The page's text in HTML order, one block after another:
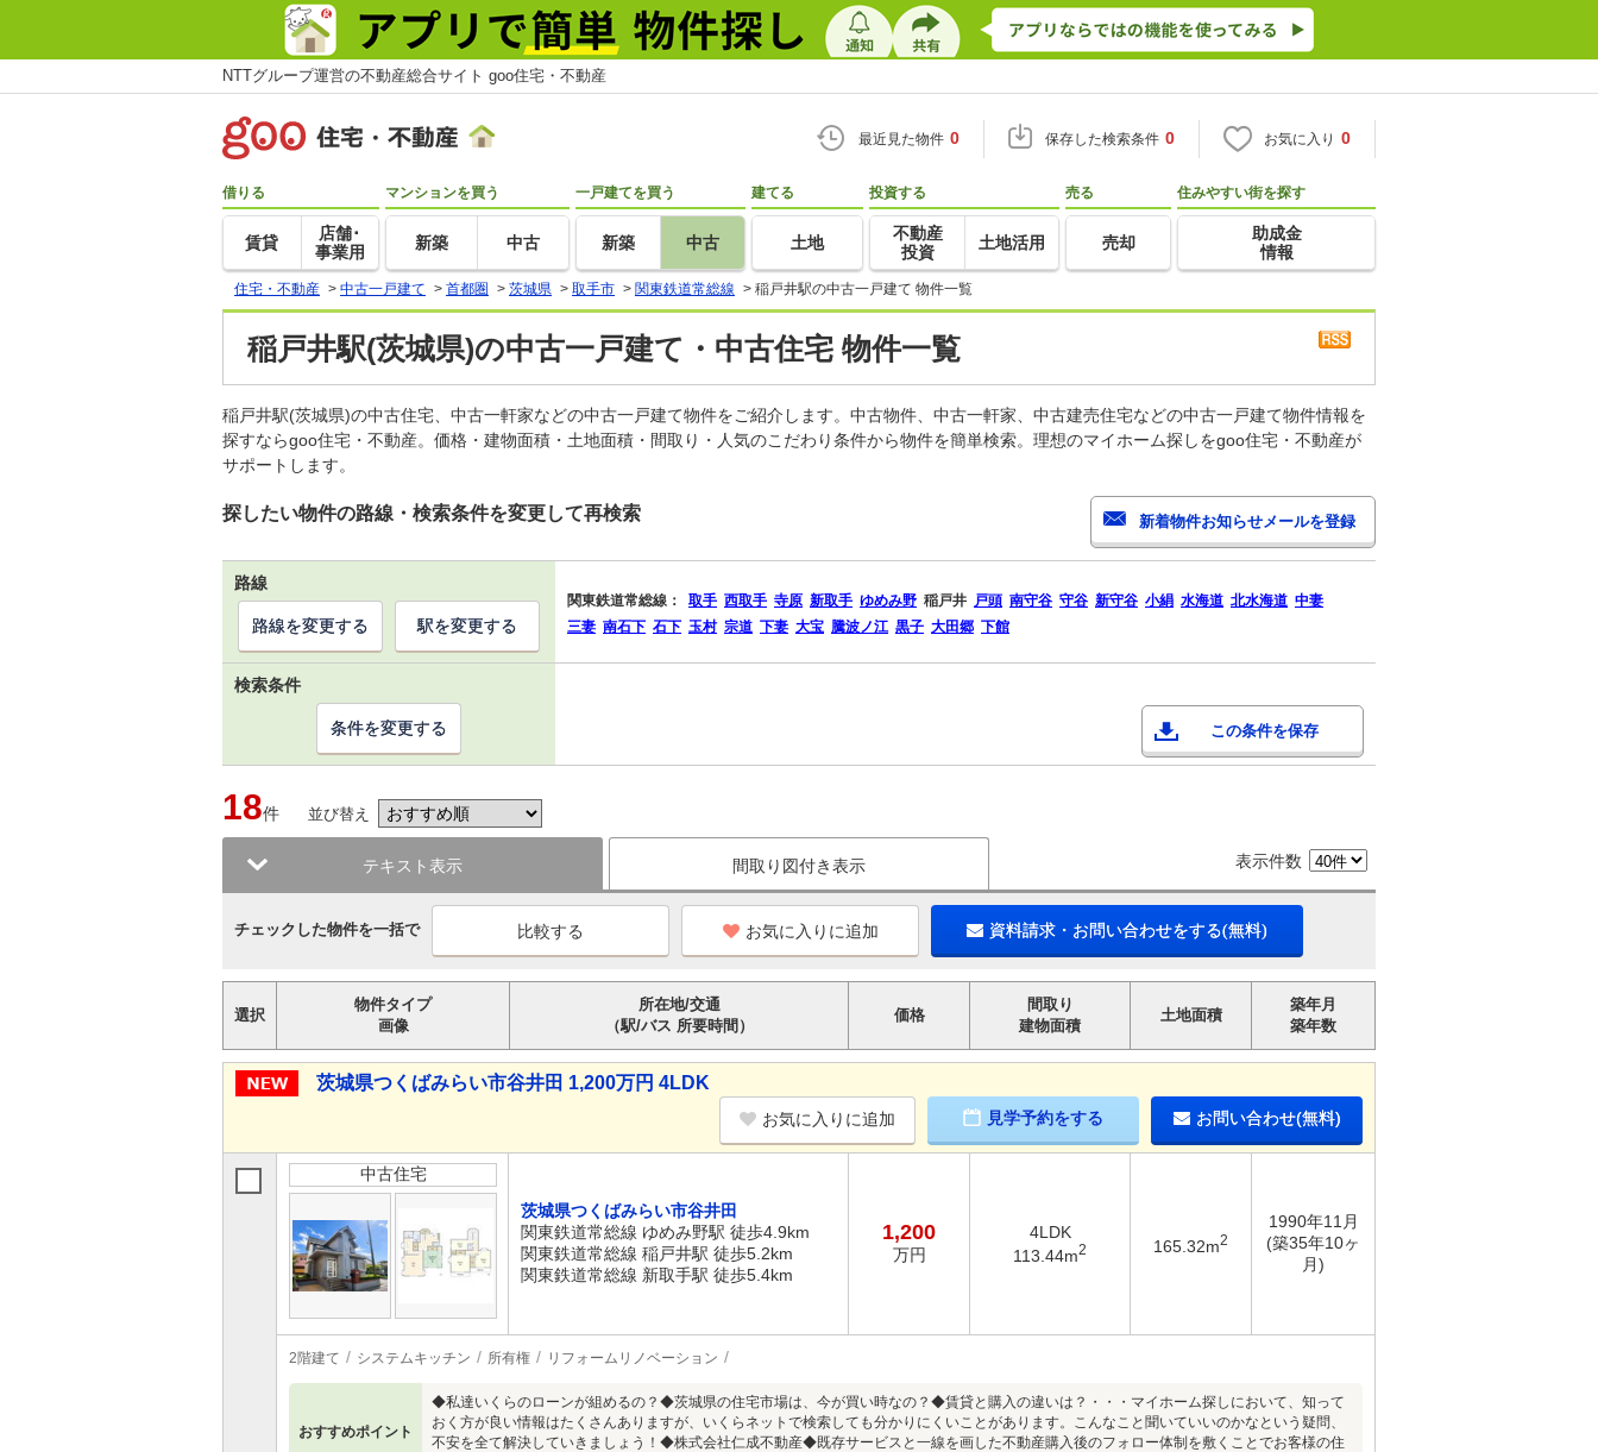
NTTグループ運営の不動産総合サイト goo住宅・不動産
最近見た物件 0 保存した検索条件 0 お気に入り 0
借りる
賃貸
店舗･
事業用
マンションを買う
新築 中古
一戸建てを買う
新築 中古
建てる
土地
投資する
不動産
投資
土地活用
売る
売却
住みやすい街を探す
助成金
情報
住宅・不動産 > 中古一戸建て > 首都圏 > 茨城県 > 取手市 > 関東鉄道常総線 > 稲戸井駅の中古一戸建て 物件一覧
稲戸井駅(茨城県)の中古一戸建て・中古住宅 物件一覧
稲戸井駅(茨城県)の中古住宅、中古一軒家などの中古一戸建て物件をご紹介します。中古物件、中古一軒家、中古建売住宅などの中古一戸建て物件情報を
探すならgoo住宅・不動産。価格・建物面積・土地面積・間取り・人気のこだわり条件から物件を簡単検索。理想のマイホーム探しをgoo住宅・不動産が
サポートします。
探したい物件の路線・検索条件を変更して再検索
路線
関東鉄道常総線： 取手 西取手 寺原 新取手 ゆめみ野 稲戸井 戸頭 南守谷 守谷 新守谷 小絹 水海道 北水海道 中妻
三妻 南石下 石下 玉村 宗道 下妻 大宝 騰波ノ江 黒子 大田郷 下館
路線を変更する 駅を変更する
検索条件
この条件を保存
条件を変更する
18件 並び替え
テキスト表示 間取り図付き表示 表示件数
チェックした物件を一括で お気に入りに追加 資料請求・お問い合わせをする(無料)
選択
物件タイプ
画像
所在地/交通
（駅/バス 所要時間）
価格
間取り
建物面積
土地面積
築年月
築年数
茨城県つくばみらい市谷井田 1,200万円 4LDK
お気に入りに追加 見学予約をする お問い合わせ(無料)
中古住宅
茨城県つくばみらい市谷井田
関東鉄道常総線 ゆめみ野駅 徒歩4.9km
関東鉄道常総線 稲戸井駅 徒歩5.2km
関東鉄道常総線 新取手駅 徒歩5.4km
1,200
万円
4LDK
113.44m2 165.32m2
1990年11月
(築35年10ヶ
月)
2階建て システムキッチン 所有権 リフォームリノベーション
おすすめポイント
◆私達いくらのローンが組めるの？◆茨城県の住宅市場は、今が買い時なの？◆賃貸と購入の違いは？・・・マイホーム探しにおいて、知って
おく方が良い情報はたくさんありますが、いくらネットで検索しても分かりにくいことがあります。こんなこと聞いていいのかなという疑問、
不安を全て解決していきましょう！◆株式会社仁成不動産◆既存サービスと一線を画した不動産購入後のフォロー体制を敷くことでお客様の住